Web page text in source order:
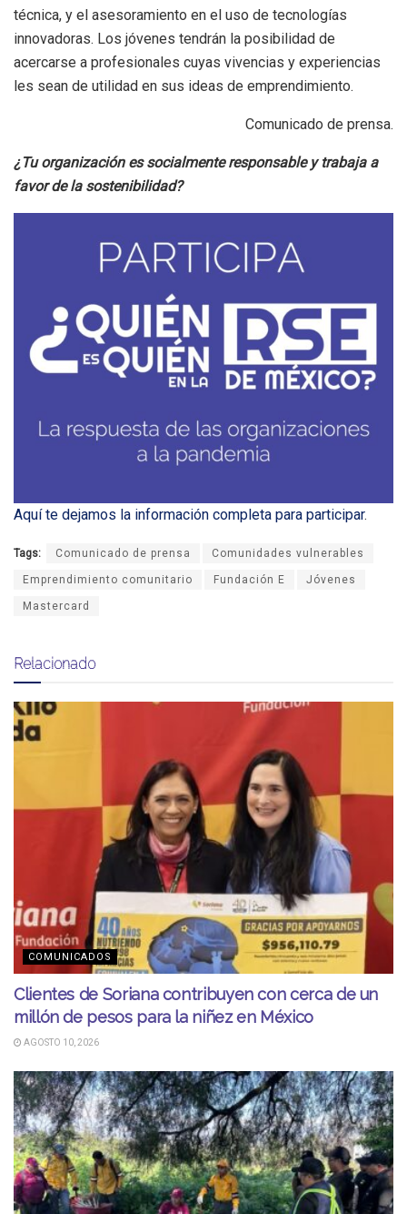
técnica, y el asesoramiento en el uso de tecnologías
innovadoras. Los jóvenes tendrán la posibilidad de
acercarse a profesionales cuyas vivencias y experiencias
les sean de utilidad en sus ideas de emprendimiento.
Comunicado de prensa.
¿Tu organización es socialmente responsable y trabaja a
favor de la sostenibilidad?
Aquí te dejamos la información completa para participar.
Tags: Comunicado de prensa Comunidades vulnerables
Emprendimiento comunitario Fundación E Jóvenes
Mastercard
Relacionado
COMUNICADOS
Clientes de Soriana contribuyen con cerca de un
millón de pesos para la niñez en México
AGOSTO 10, 2026